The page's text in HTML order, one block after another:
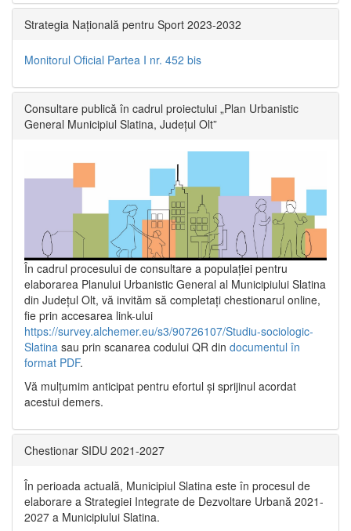
Strategia Națională pentru Sport 2023-2032
Monitorul Oficial Partea I nr. 452 bis
Consultare publică în cadrul proiectului „Plan Urbanistic
General Municipiul Slatina, Județul Olt”
În cadrul procesului de consultare a populaţiei pentru
elaborarea Planului Urbanistic General al Municipiului Slatina
din Județul Olt, vă invităm să completați chestionarul online,
fie prin accesarea link-ului
https://survey.alchemer.eu/s3/90726107/Studiu-sociologic-
Slatina sau prin scanarea codului QR din documentul în
format PDF.
Vă mulţumim anticipat pentru efortul şi sprijinul acordat
acestui demers.
Chestionar SIDU 2021-2027
În perioada actuală, Municipiul Slatina este în procesul de
elaborare a Strategiei Integrate de Dezvoltare Urbană 2021‐
2027 a Municipiului Slatina.